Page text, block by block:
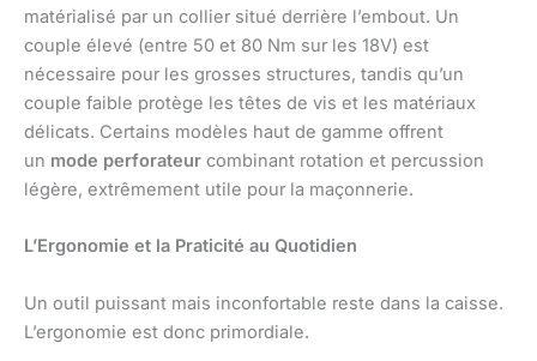
matérialisé par un collier situé derrière l’embout. Un
couple élevé (entre 50 et 80 Nm sur les 18V) est
nécessaire pour les grosses structures, tandis qu’un
couple faible protège les têtes de vis et les matériaux
délicats. Certains modèles haut de gamme offrent
un mode perforateur combinant rotation et percussion
légère, extrêmement utile pour la maçonnerie.
L’Ergonomie et la Praticité au Quotidien
Un outil puissant mais inconfortable reste dans la caisse.
L’ergonomie est donc primordiale.